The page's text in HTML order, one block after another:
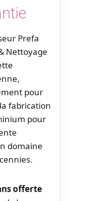
Prefa
Nettoyage
pour
fabrication
pour
domaine
offerte